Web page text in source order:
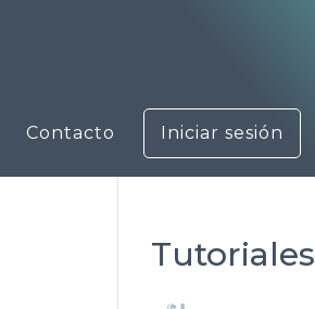
Contacto Iniciar sesión
Tutoriales